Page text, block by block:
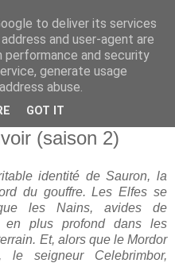
(saison 2)
identité de Sauron, la
du gouffre. Les Elfes se
les Nains, avides de
en plus profond dans les
Et, alors que le Mordor
le seigneur Celebrimbor,
to deliver its services
and user-agent are
performance and security
generate usage
abuse.
GOT IT